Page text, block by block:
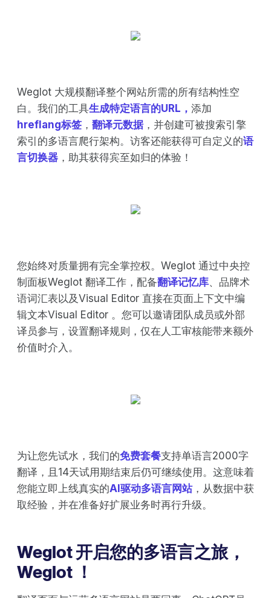
Weglot 大规模翻译整个网站所需的所有结构性空
白。我们的工具生成特定语言的URL， 添加
hreflang标签 ， 翻译元数据，并创建可被搜索引擎
索引的多语言爬行架构。访客还能获得可自定义的语
言切换器 ，助其获得宾至如归的体验！
您始终对质量拥有完全掌控权。Weglot 通过中央控
制面板Weglot 翻译工作，配备翻译记忆库、品牌术
语词汇表以及Visual Editor 直接在页面上下文中编
辑文本Visual Editor 。您可以邀请团队成员或外部
译员参与，设置翻译规则，仅在人工审核能带来额外
价值时介入。
为让您先试水，我们的免费套餐支持单语言2000字
翻译，且14天试用期结束后仍可继续使用。这意味着
您能立即上线真实的AI驱动多语言网站，从数据中获
取经验，并在准备好扩展业务时再行升级。
Weglot 开启您的多语言之旅，
Weglot ！